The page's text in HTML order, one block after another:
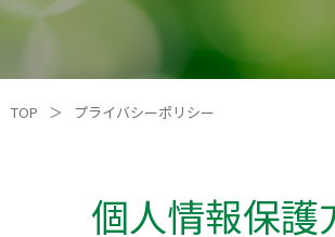
TOP ＞ プライバシーポリシー
個人情報保護